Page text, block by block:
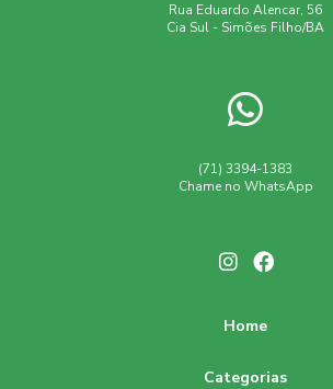
Rua Eduardo Alencar, 56
Cia Sul - Simões Filho/BA
(71) 3394-1383
Chame no WhatsApp
Home
Categorias